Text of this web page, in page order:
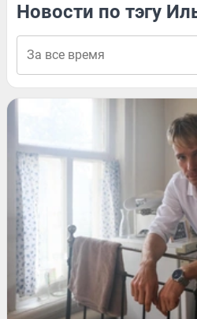
Новости по тэгу